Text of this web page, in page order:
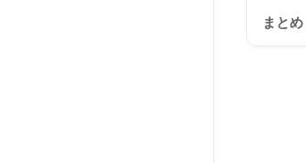
まとめ